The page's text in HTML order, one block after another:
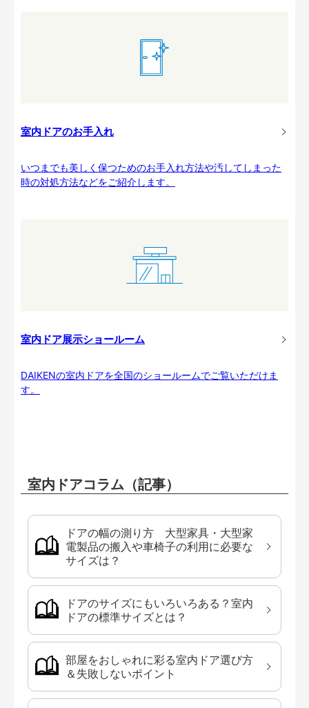
室内ドアのお手入れ
いつまでも美しく保つためのお手入れ方法や汚してしまった
時の対処方法などをご紹介します。
室内ドア展示ショールーム
DAIKENの室内ドアを全国のショールームでご覧いただけま
す。
室内ドアコラム（記事）
ドアの幅の測り方 大型家具・大型家
電製品の搬入や車椅子の利用に必要な
サイズは？
ドアのサイズにもいろいろある？室内
ドアの標準サイズとは？
部屋をおしゃれに彩る室内ドア選び方
＆失敗しないポイント